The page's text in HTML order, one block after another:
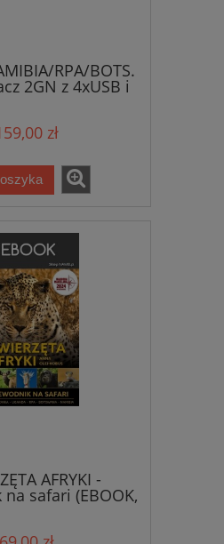
RPA/BOTS.
2GN z 4xUSB i
zł
AFRYKI -
safari (EBOOK,